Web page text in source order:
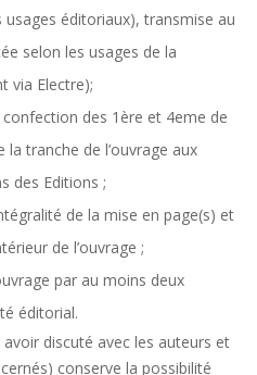
usages éditoriaux), transmise au
selon les usages de la
via Electre);
des 1ère et 4eme de
la tranche de l’ouvrage aux
des Editions ;
de la mise en page(s) et
de l’ouvrage ;
par au moins deux
éditorial.
discuté avec les auteurs et
conserve la possibilité